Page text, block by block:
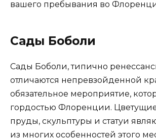
вашего пребывания во
Сады Боболи
Сады Боболи, типично
отличаются непревзойденной
обязательное мероприятие,
гордостью Флоренции.
пруды, скульптуры и статуи
из многих особенностей этого